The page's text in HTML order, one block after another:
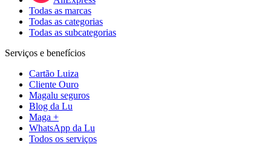
Todas as marcas
Todas as categorias
Todas as subcategorias
Serviços e benefícios
Cartão Luiza
Cliente Ouro
Magalu seguros
Blog da Lu
Maga +
WhatsApp da Lu
Todos os serviços